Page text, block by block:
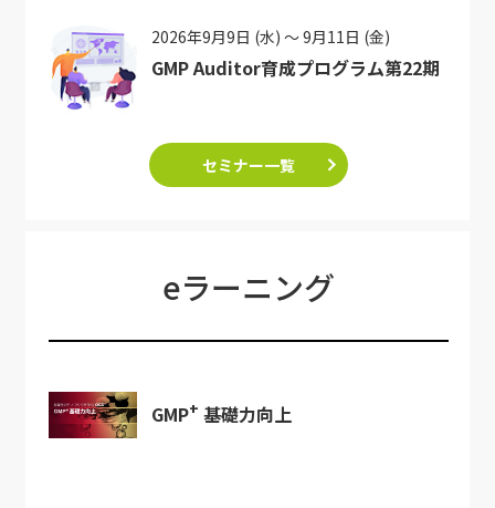
2026年9月9日 (水) ～ 9月11日 (金)
GMP Auditor育成プログラム第22期
セミナー一覧
eラーニング
GMP+ 基礎力向上